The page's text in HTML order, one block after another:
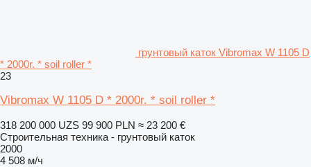
грунтовый каток Vibromax W 1105 D
* 2000r. * soil roller *
23
Vibromax W 1105 D * 2000r. * soil roller *
318 200 000 UZS 99 900 PLN ≈ 23 200 €
Строительная техника - грунтовый каток
2000
4 508 м/ч